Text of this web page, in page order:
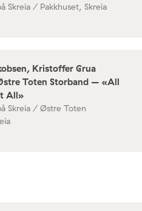
Skreia / Pakkhuset, Skreia
Kristoffer Grua
Toten Storband – «All
All»
Skreia / Østre Toten